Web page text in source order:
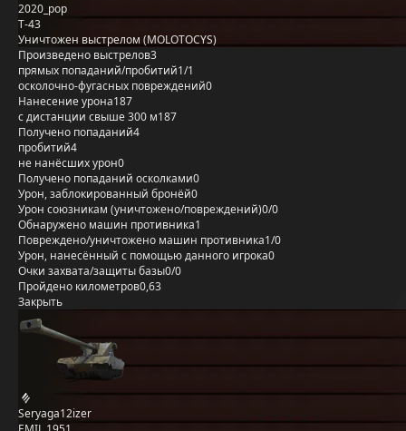
2020_pop
Т-43
Уничтожен выстрелом (MOLOTOCYS)
Произведено выстрелов3
прямых попаданий/пробитий1/1
осколочно-фугасных повреждений0
Нанесение урона187
с дистанции свыше 300 м187
Получено попаданий4
пробитий4
не нанёсших урон0
Получено попаданий осколками0
Урон, заблокированный бронёй0
Урон союзникам (уничтожено/повреждений)0/0
Обнаружено машин противника1
Повреждено/уничтожено машин противника1/0
Урон, нанесённый с помощью данного игрока0
Очки захвата/защиты базы0/0
Пройдено километров0,63
Закрыть
Seryaga12izer